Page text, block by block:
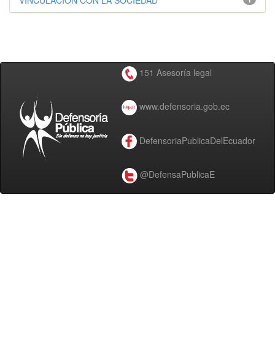
151 Asesoría legal
www.defensoria.gob.ec
DefensoriaPublicaDelEcuador
@DefensaPublicaE